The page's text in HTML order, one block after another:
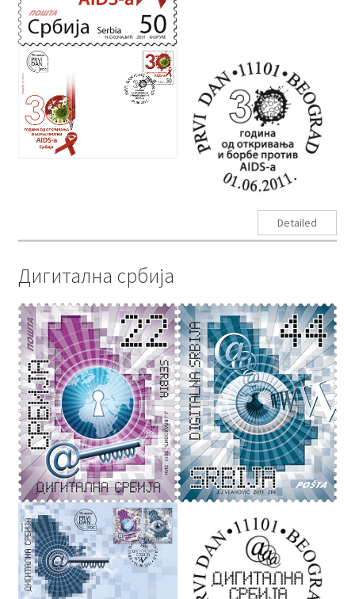
Detailed
Дигитална србија